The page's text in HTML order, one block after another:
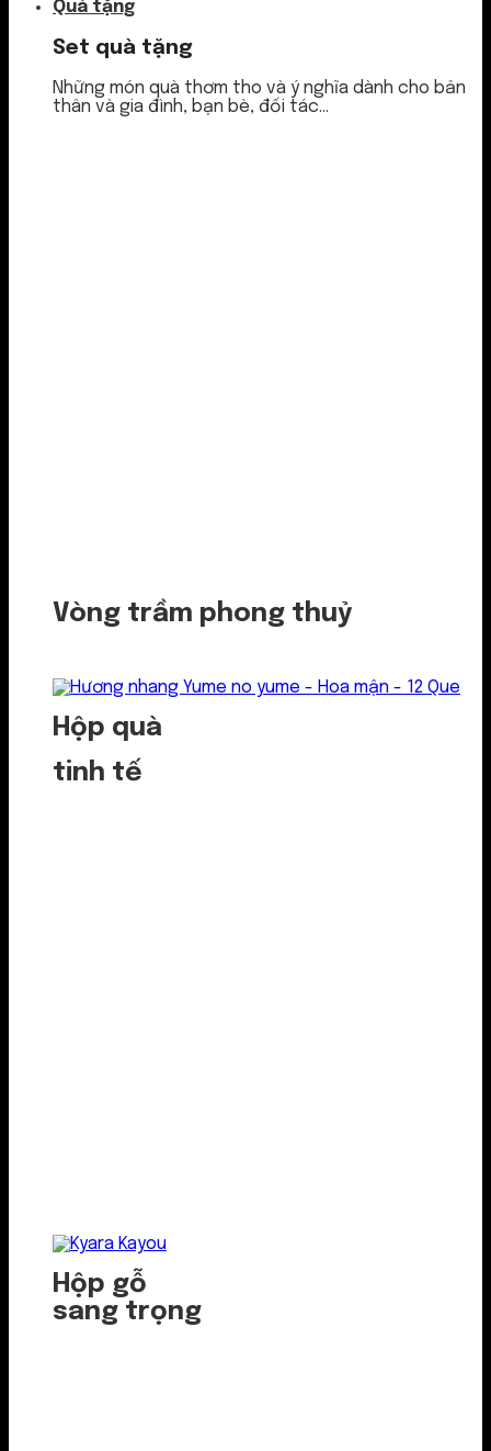
Quà tặng
Set quà tặng
Những món quà thơm tho và ý nghĩa dành cho bản
thân và gia đình, bạn bè, đối tác...
Vòng trầm phong thuỷ
Hộp quà
tinh tế
Hộp gỗ
sang trọng